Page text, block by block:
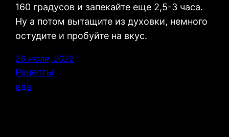
160 градусов и запекайте еще 2,5-3 часа.
Ну а потом вытащите из духовки, немного
остудите и пробуйте на вкус.
26 июля, 2022
Рецепты
еда